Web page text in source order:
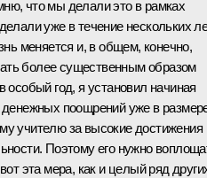
что мы делали это в рамках
уже в течение нескольких
меняется и, в общем, конечно,
более существенным образом
особый год, я установил начиная
денежных поощрений уже в
учителю за высокие достижения
Поэтому его нужно
эта мера, как и целый ряд